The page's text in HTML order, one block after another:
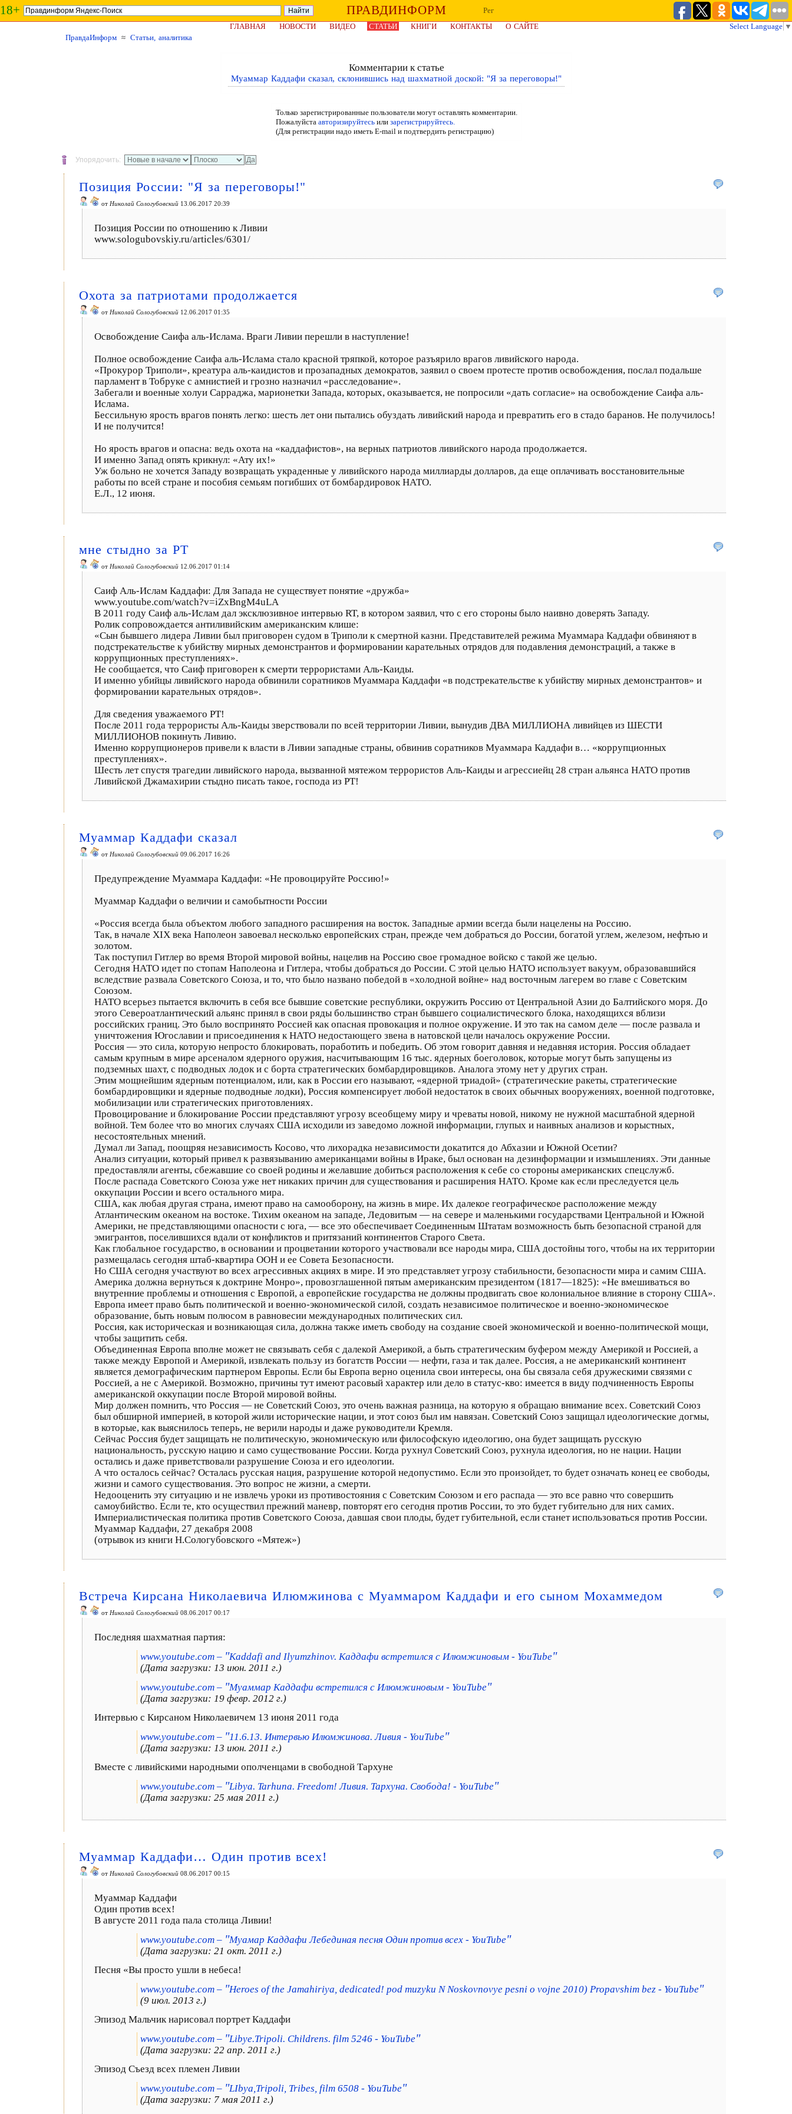
18+ ПРАВДИНФОРМ
Рег
ГЛАВНАЯ
НОВОСТИ ВИДЕО СТАТЬИ КНИГИ КОНТАКТЫ О САЙТЕ Select Language ▼
ПравдаИнформ ≈ Статьи, аналитика
Комментарии к статье
Муаммар Каддафи сказал, склонившись над шахматной доской: "Я за переговоры!"
Только зарегистрированные пользователи могут оставлять комментарии.
Пожалуйста авторизируйтесьили зарегистрируйтесь.
(Для регистрации надо иметь E-mail и подтвердить регистрацию)
Упорядочить:
Позиция России: "Я за переговоры!"
от Николай Сологубовский 13.06.2017 20:39
Позиция России по отношению к Ливии
www.sologubovskiy.ru/articles/6301/
Охота за патриотами продолжается
от Николай Сологубовский 12.06.2017 01:35
Освобождение Саифа аль-Ислама. Враги Ливии перешли в наступление!
Полное освобождение Саифа аль-Ислама стало красной тряпкой, которое разъярило врагов ливийского народа.
«Прокурор Триполи», креатура аль-каидистов и прозападных демократов, заявил о своем протесте против освобождения, послал подальше
парламент в Тобруке с амнистией и грозно назначил «расследование».
Забегали и военные холуи Сарраджа, марионетки Запада, которых, оказывается, не попросили «дать согласие» на освобождение Саифа аль-
Ислама.
Бессильную ярость врагов понять легко: шесть лет они пытались обуздать ливийский народа и превратить его в стадо баранов. Не получилось!
И не получится!
Но ярость врагов и опасна: ведь охота на «каддафистов», на верных патриотов ливийского народа продолжается.
И именно Запад опять крикнул: «Ату их!»
Уж больно не хочется Западу возвращать украденные у ливийского народа миллиарды долларов, да еще оплачивать восстановительные
работы по всей стране и пособия семьям погибших от бомбардировок НАТО.
Е.Л., 12 июня.
мне стыдно за РТ
от Николай Сологубовский 12.06.2017 01:14
Саиф Аль-Ислам Каддафи: Для Запада не существует понятие «дружба»
www.youtube.com/watch?v=iZxBngM4uLA
В 2011 году Саиф аль-Ислам дал эксклюзивное интервью RT, в котором заявил, что с его стороны было наивно доверять Западу.
Ролик сопровождается антиливийским американским клише:
«Сын бывшего лидера Ливии был приговорен судом в Триполи к смертной казни. Представителей режима Муаммара Каддафи обвиняют в
подстрекательстве к убийству мирных демонстрантов и формировании карательных отрядов для подавления демонстраций, а также в
коррупционных преступлениях».
Не сообщается, что Саиф приговорен к смерти террористами Аль-Каиды.
И именно убийцы ливийского народа обвинили соратников Муаммара Каддафи «в подстрекательстве к убийству мирных демонстрантов» и
формировании карательных отрядов».
Для сведения уважаемого РТ!
После 2011 года террористы Аль-Каиды зверствовали по всей территории Ливии, вынудив ДВА МИЛЛИОНА ливийцев из ШЕСТИ
МИЛЛИОНОВ покинуть Ливию.
Именно коррупционеров привели к власти в Ливии западные страны, обвинив соратников Муаммара Каддафи в… «коррупционных
преступлениях».
Шесть лет спустя трагедии ливийского народа, вызванной мятежом террористов Аль-Каиды и агрессиейц 28 стран альянса НАТО против
Ливийской Джамахирии стыдно писать такое, господа из РТ!
Муаммар Каддафи сказал
от Николай Сологубовский 09.06.2017 16:26
Предупреждение Муаммара Каддафи: «Не провоцируйте Россию!»
Муаммар Каддафи о величии и самобытности России
«Россия всегда была объектом любого западного расширения на восток. Западные армии всегда были нацелены на Россию.
Так, в начале XIX века Наполеон завоевал несколько европейских стран, прежде чем добраться до России, богатой углем, железом, нефтью и
золотом.
Так поступил Гитлер во время Второй мировой войны, нацелив на Россию свое громадное войско с такой же целью.
Сегодня НАТО идет по стопам Наполеона и Гитлера, чтобы добраться до России. С этой целью НАТО использует вакуум, образовавшийся
вследствие развала Советского Союза, и то, что было названо победой в «холодной войне» над восточным лагерем во главе с Советским
Союзом.
НАТО всерьез пытается включить в себя все бывшие советские республики, окружить Россию от Центральной Азии до Балтийского моря. До
этого Североатлантический альянс принял в свои ряды большинство стран бывшего социалистического блока, находящихся вблизи
российских границ. Это было воспринято Россией как опасная провокация и полное окружение. И это так на самом деле — после развала и
уничтожения Югославии и присоединения к НАТО недостающего звена в натовской цели началось окружение России.
Россия — это сила, которую непросто блокировать, поработить и победить. Об этом говорит давняя и недавняя история. Россия обладает
самым крупным в мире арсеналом ядерного оружия, насчитывающим 16 тыс. ядерных боеголовок, которые могут быть запущены из
подземных шахт, с подводных лодок и с борта стратегических бомбардировщиков. Аналога этому нет у других стран.
Этим мощнейшим ядерным потенциалом, или, как в России его называют, «ядерной триадой» (стратегические ракеты, стратегические
бомбардировщики и ядерные подводные лодки), Россия компенсирует любой недостаток в своих обычных вооружениях, военной подготовке,
мобилизации или стратегических приготовлениях.
Провоцирование и блокирование России представляют угрозу всеобщему миру и чреваты новой, никому не нужной масштабной ядерной
войной. Тем более что во многих случаях США исходили из заведомо ложной информации, глупых и наивных анализов и корыстных,
несостоятельных мнений.
Думал ли Запад, поощряя независимость Косово, что лихорадка независимости докатится до Абхазии и Южной Осетии?
Анализ ситуации, который привел к развязыванию американцами войны в Ираке, был основан на дезинформации и измышлениях. Эти данные
предоставляли агенты, сбежавшие со своей родины и желавшие добиться расположения к себе со стороны американских спецслужб.
После распада Советского Союза уже нет никаких причин для существования и расширения НАТО. Кроме как если преследуется цель
оккупации России и всего остального мира.
США, как любая другая страна, имеют право на самооборону, на жизнь в мире. Их далекое географическое расположение между
Атлантическим океаном на востоке. Тихим океаном на западе, Ледовитым — на севере и маленькими государствами Центральной и Южной
Америки, не представляющими опасности с юга, — все это обеспечивает Соединенным Штатам возможность быть безопасной страной для
эмигрантов, поселившихся вдали от конфликтов и притязаний континентов Старого Света.
Как глобальное государство, в основании и процветании которого участвовали все народы мира, США достойны того, чтобы на их территории
размещалась сегодня штаб-квартира ООН и ее Совета Безопасности.
Но США сегодня участвуют во всех агрессивных акциях в мире. И это представляет угрозу стабильности, безопасности мира и самим США.
Америка должна вернуться к доктрине Монро», провозглашенной пятым американским президентом (1817—1825): «Не вмешиваться во
внутренние проблемы и отношения с Европой, а европейские государства не должны продвигать свое колониальное влияние в сторону США».
Европа имеет право быть политической и военно-экономической силой, создать независимое политическое и военно-экономическое
образование, быть новым полюсом в равновесии международных политических сил.
Россия, как историческая и возникающая сила, должна также иметь свободу на создание своей экономической и военно-политической мощи,
чтобы защитить себя.
Объединенная Европа вполне может не связывать себя с далекой Америкой, а быть стратегическим буфером между Америкой и Россией, а
также между Европой и Америкой, извлекать пользу из богатств России — нефти, газа и так далее. Россия, а не американский континент
является демографическим партнером Европы. Если бы Европа верно оценила свои интересы, она бы связала себя дружескими связями с
Россией, а не с Америкой. Возможно, причины тут имеют расовый характер или дело в статус-кво: имеется в виду подчиненность Европы
американской оккупации после Второй мировой войны.
Мир должен помнить, что Россия — не Советский Союз, это очень важная разница, на которую я обращаю внимание всех. Советский Союз
был обширной империей, в которой жили исторические нации, и этот союз был им навязан. Советский Союз защищал идеологические догмы,
в которые, как выяснилось теперь, не верили народы и даже руководители Кремля.
Сейчас Россия будет защищать не политическую, экономическую или философскую идеологию, она будет защищать русскую
национальность, русскую нацию и само существование России. Когда рухнул Советский Союз, рухнула идеология, но не нации. Нации
остались и даже приветствовали разрушение Союза и его идеологии.
А что осталось сейчас? Осталась русская нация, разрушение которой недопустимо. Если это произойдет, то будет означать конец ее свободы,
жизни и самого существования. Это вопрос не жизни, а смерти.
Недооценить эту ситуацию и не извлечь уроки из противостояния с Советским Союзом и его распада — это все равно что совершить
самоубийство. Если те, кто осуществил прежний маневр, повторят его сегодня против России, то это будет губительно для них самих.
Империалистическая политика против Советского Союза, давшая свои плоды, будет губительной, если станет использоваться против России.
Муаммар Каддафи, 27 декабря 2008
(отрывок из книги Н.Сологубовского «Мятеж»)
Встреча Кирсана Николаевича Илюмжинова с Муаммаром Каддафи и его сыном Мохаммедом
от Николай Сологубовский 08.06.2017 00:17
Последняя шахматная партия:
www.youtube.com – "Kaddafi and Ilyumzhinov. Каддафи встретился с Илюмжиновым - YouTube"
(Дата загрузки: 13 июн. 2011 г.)
www.youtube.com – "Муаммар Каддафи встретился с Илюмжиновым - YouTube"
(Дата загрузки: 19 февр. 2012 г.)
Интервью с Кирсаном Николаевичем 13 июня 2011 года
www.youtube.com – "11.6.13. Интервью Илюмжинова. Ливия - YouTube"
(Дата загрузки: 13 июн. 2011 г.)
Вместе с ливийскими народными ополченцами в свободной Тархуне
www.youtube.com – "Libya. Tarhuna. Freedom! Ливия. Тархуна. Свобода! - YouTube"
(Дата загрузки: 25 мая 2011 г.)
Муаммар Каддафи… Один против всех!
от Николай Сологубовский 08.06.2017 00:15
Муаммар Каддафи
Один против всех!
В августе 2011 года пала столица Ливии!
www.youtube.com – "Муамар Каддафи Лебединая песня Один против всех - YouTube"
(Дата загрузки: 21 окт. 2011 г.)
Песня «Вы просто ушли в небеса!
www.youtube.com – "Heroes of the Jamahiriya, dedicated! pod muzyku N Noskovnovye pesni o vojne 2010) Propavshim bez - YouTube"
(9 июл. 2013 г.)
Эпизод Мальчик нарисовал портрет Каддафи
www.youtube.com – "Libye.Tripoli. Childrens. film 5246 - YouTube"
(Дата загрузки: 22 апр. 2011 г.)
Эпизод Съезд всех племен Ливии
www.youtube.com – "LIbya,Tripoli, Tribes, film 6508 - YouTube"
(Дата загрузки: 7 мая 2011 г.)